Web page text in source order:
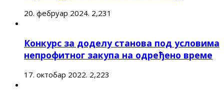
20. фебруар 2024. 2,231
Конкурс за доделу станова под условима
непрофитног закупа на одређено време
17. октобар 2022. 2,223